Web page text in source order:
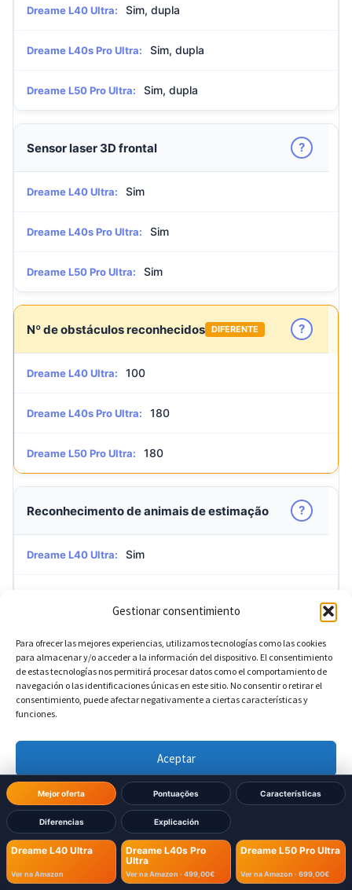
Gestionar consentimiento
Para ofrecer las mejores experiencias, utilizamos tecnologías como las cookies
para almacenar y/o acceder a la información del dispositivo. El consentimiento
de estas tecnologías nos permitirá procesar datos como el comportamiento de
navegación o las identificaciones únicas en este sitio. No consentir o retirar el
consentimiento, puede afectar negativamente a ciertas características y
funciones.
Aceptar
Denegar
Ver preferencias
Política de cookies Política de Privacidad Aviso Legal
Mejor oferta Pontuações Características
Diferencias Explicación
Dreame L40 Ultra
Ver na Amazon
Dreame L40s Pro
Ultra
Ver na Amazon · 499,00€
Dreame L50 Pro Ultra
Ver na Amazon · 699,00€
Dreame L40 Ultra: Sim, dupla
Dreame L40s Pro Ultra: Sim, dupla
Dreame L50 Pro Ultra: Sim, dupla
Sensor laser 3D frontal ?
Dreame L40 Ultra: Sim
Dreame L40s Pro Ultra: Sim
Dreame L50 Pro Ultra: Sim
Nº de obstáculos reconhecidos DIFERENTE ?
Dreame L40 Ultra: 100
Dreame L40s Pro Ultra: 180
Dreame L50 Pro Ultra: 180
Reconhecimento de animais de estimação ?
Dreame L40 Ultra: Sim
Deteção de cortinas ?
Dreame L40s Pro Ultra: Sim
Dreame L50 Pro Ultra: Sim
Acesso remoto à câmara ?